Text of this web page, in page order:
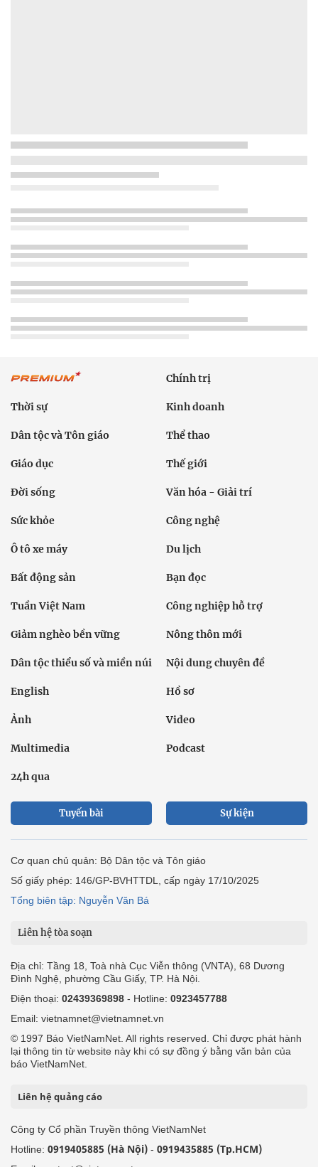
Chính trị
Thời sự Kinh doanh
Dân tộc và Tôn giáo Thể thao
Giáo dục Thế giới
Đời sống Văn hóa - Giải trí
Sức khỏe Công nghệ
Ô tô xe máy Du lịch
Bất động sản Bạn đọc
Tuần Việt Nam Công nghiệp hỗ trợ
Giảm nghèo bền vững Nông thôn mới
Dân tộc thiểu số và miền núi Nội dung chuyên đề
English Hồ sơ
Ảnh Video
Multimedia Podcast
24h qua
Tuyến bài Sự kiện
Cơ quan chủ quản: Bộ Dân tộc và Tôn giáo
Số giấy phép: 146/GP-BVHTTDL, cấp ngày 17/10/2025
Tổng biên tập: Nguyễn Văn Bá
Liên hệ tòa soạn
Địa chỉ: Tầng 18, Toà nhà Cục Viễn thông (VNTA), 68 Dương
Đình Nghệ, phường Cầu Giấy, TP. Hà Nội.
Điện thoại: 02439369898 - Hotline: 0923457788
Email: vietnamnet@vietnamnet.vn
© 1997 Báo VietNamNet. All rights reserved. Chỉ được phát hành
lại thông tin từ website này khi có sự đồng ý bằng văn bản của
báo VietNamNet.
Liên hệ quảng cáo
Công ty Cổ phần Truyền thông VietNamNet
Hotline: 0919405885 (Hà Nội) - 0919435885 (Tp.HCM)